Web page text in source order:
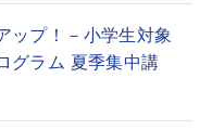
ップ！－小学生対象
グラム 夏季集中講